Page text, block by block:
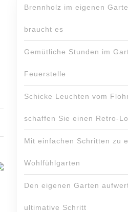
Brennholz im eigenen
braucht es
Gemütliche Stunden im
Feuerstelle
Schicke Leuchten vom
schaffen Sie einen Retro-
Mit einfachen Schritten zu
Wohlfühlgarten
Den eigenen Garten
ultimative Schritt